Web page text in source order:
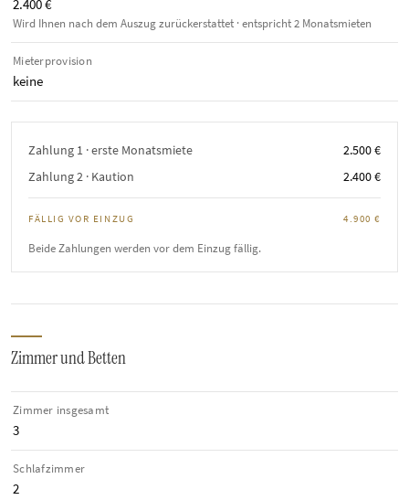
2.400 €
Wird Ihnen nach dem Auszug zurückerstattet · entspricht 2 Monatsmieten
Mieterprovision
keine
Zahlung 1 · erste Monatsmiete
2.500 €
Zahlung 2 · Kaution
2.400 €
FÄLLIG VOR EINZUG 4.900 €
Beide Zahlungen werden vor dem Einzug fällig.
Zimmer und Betten
Zimmer insgesamt
3
Schlafzimmer
2